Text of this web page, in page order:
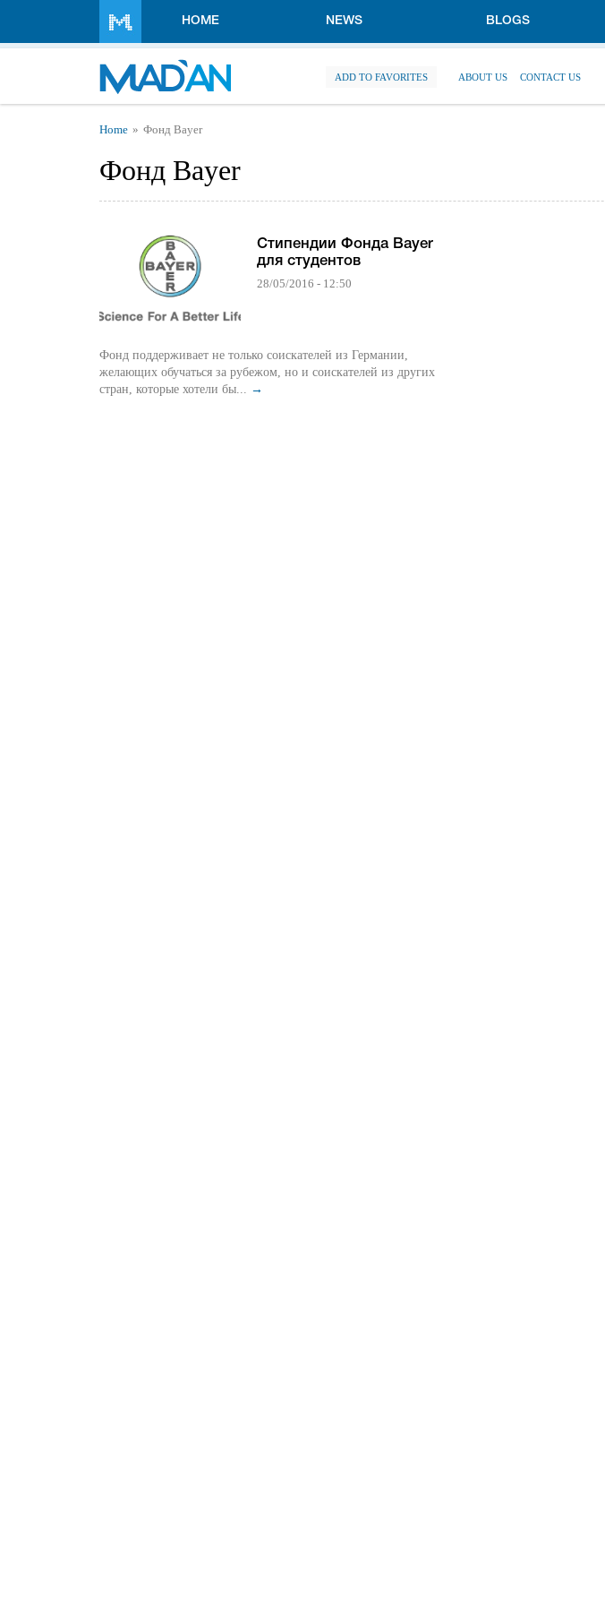
HOME NEWS BLOGS
ADD TO FAVORITES ABOUT US CONTACT US
You are here
Home Фонд Bayer
Фонд Bayer
Стипендии Фонда Bayer
для студентов
28/05/2016 - 12:50
Фонд поддерживает не только соискателей из Германии,
желающих обучаться за рубежом, но и соискателей из других
стран, которые хотели бы... →